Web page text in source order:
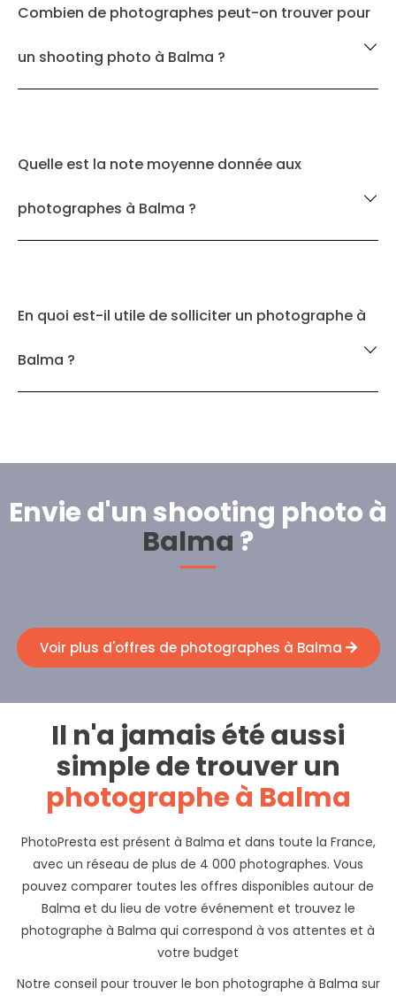
Combien de photographes peut-on trouver pour
un shooting photo à Balma ?
Quelle est la note moyenne donnée aux
photographes à Balma ?
En quoi est-il utile de solliciter un photographe à
Balma ?
Envie d'un shooting photo à
Balma ?
Voir plus d'offres de photographes à Balma
Il n'a jamais été aussi
simple de trouver un
photographe à Balma
PhotoPresta est présent à Balma et dans toute la France,
avec un réseau de plus de 4 000 photographes. Vous
pouvez comparer toutes les offres disponibles autour de
Balma et du lieu de votre événement et trouvez le
photographe à Balma qui correspond à vos attentes et à
votre budget
Notre conseil pour trouver le bon photographe à Balma sur